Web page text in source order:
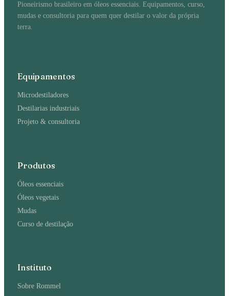
Pioneirismo brasileiro em óleos essenciais. Equipamentos, curso,
mudas e consultoria para quem quer destilar o valor da própria
terra.
Equipamentos
Microdestiladores
Destilarias industriais
Projeto & consultoria
Produtos
Óleos essenciais
Óleos vegetais
Mudas
Curso de destilação
Instituto
Sobre Rommel